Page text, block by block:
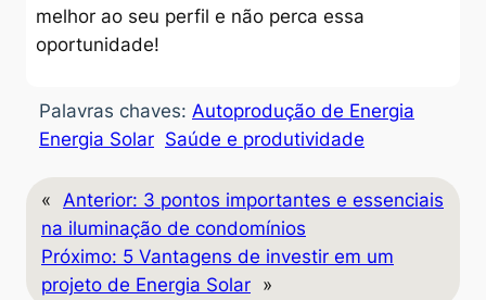
melhor ao seu perfil e não perca essa
oportunidade!
Palavras chaves: Autoprodução de Energia
Energia Solar Saúde e produtividade
« Anterior: 3 pontos importantes e essenciais
na iluminação de condomínios
Próximo: 5 Vantagens de investir em um
projeto de Energia Solar »